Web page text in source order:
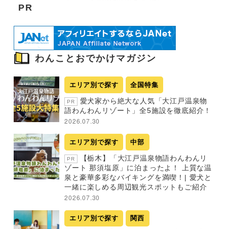
PR
わんことおでかけマガジン
エリア別で探す 全国特集
PR
愛犬家から絶大な人気「大江戸温泉物
語わんわんリゾート」全5施設を徹底紹介！
2026.07.30
エリア別で探す 中部
PR
【栃木】「大江戸温泉物語わんわんリ
ゾート 那須塩原」に泊まったよ！ 上質な温
泉と豪華多彩なバイキングを満喫！| 愛犬と
一緒に楽しめる周辺観光スポットもご紹介
2026.07.30
エリア別で探す 関西